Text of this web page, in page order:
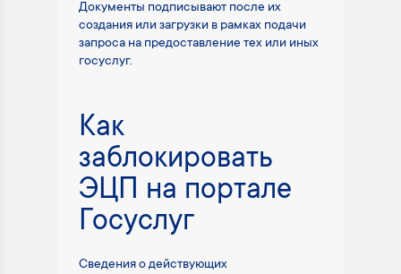
Документы подписывают после их
создания или загрузки в рамках подачи
запроса на предоставление тех или иных
госуслуг.
Как
заблокировать
ЭЦП на портале
Госуслуг
Сведения о действующих